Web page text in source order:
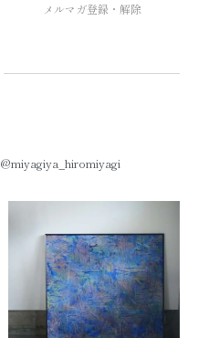
メルマガ登録・解除
@miyagiya_hiromiyagi